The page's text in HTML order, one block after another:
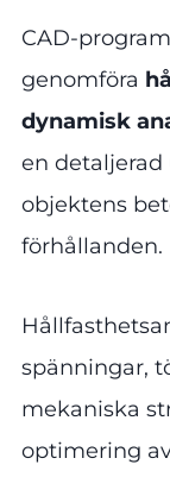
CAD-
genomföra
dynamisk
en detaljerad
objektens
förhållanden.
spänningar,
mekaniska
optimering